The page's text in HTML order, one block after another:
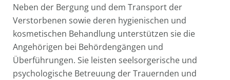
Neben der Bergung und dem Transport der
Verstorbenen sowie deren hygienischen und
kosmetischen Behandlung unterstützen sie die
Angehörigen bei Behördengängen und
Überführungen. Sie leisten seelsorgerische und
psychologische Betreuung der Trauernden und